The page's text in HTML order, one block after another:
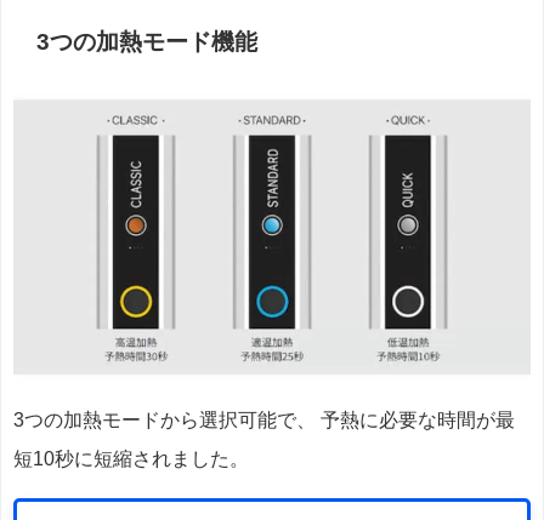
3つの加熱モード機能
3つの加熱モードから選択可能で、 予熱に必要な時間が最
短10秒に短縮されました。